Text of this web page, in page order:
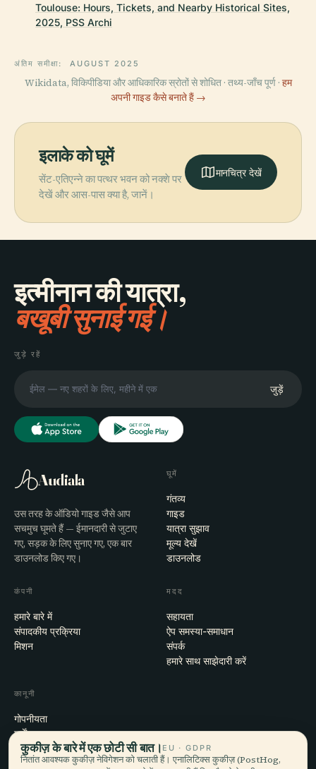
Toulouse: Hours, Tickets, and Nearby Historical Sites,
2025, PSS Archi
अंतिम समीक्षा: AUGUST 2025
Wikidata, विकिपीडिया और आधिकारिक स्रोतों से शोधित · तथ्य-जाँच पूर्ण · हम
अपनी गाइड कैसे बनाते हैं →
इलाके को घूमें
सेंट-एतिएन्ने का पत्थर भवन को नक्शे पर
देखें और आस-पास क्या है, जानें।
मानचित्र देखें
इत्मीनान की यात्रा,
बखूबी सुनाई गई।
जुड़े रहें
जुड़ें
Audiala
उस तरह के ऑडियो गाइड जैसे आप
सचमुच घूमते हैं — ईमानदारी से जुटाए
गए, सड़क के लिए सुनाए गए, एक बार
डाउनलोड किए गए।
घूमें
गंतव्य
गाइड
यात्रा सुझाव
मूल्य देखें
डाउनलोड
कंपनी
हमारे बारे में
संपादकीय प्रक्रिया
मिशन
मदद
सहायता
ऐप समस्या-समाधान
संपर्क
हमारे साथ साझेदारी करें
कानूनी
गोपनीयता
शर्तें
कुकी सेटिंग्स
खाता हटाएँ
कुकीज़ के बारे में एक छोटी सी बात। EU · GDPR
नितांत आवश्यक कुकीज़ नेविगेशन को चलाती हैं। एनालिटिक्स कुकीज़ (PostHog,